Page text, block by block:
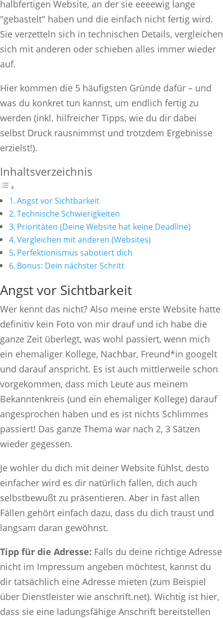
halbfertigen Website, an der sie eeeewig lange
"gebastelt" haben und die einfach nicht fertig wird.
Sie verzetteln sich in technischen Details, vergleichen
sich mit anderen oder schieben alles immer wieder
auf.
Hier kommen die 5 häufigsten Gründe dafür – und
was du konkret tun kannst, um endlich fertig zu
werden (inkl. hilfreicher Tipps, wie du dir dabei
selbst Druck rausnimmst und trotzdem Ergebnisse
erzielst!).
Inhaltsverzeichnis
Angst vor Sichtbarkeit
Technische Schwierigkeiten
Prioritäten (Deine Website hat keine Deadline)
Vergleichen mit anderen (Websites)
Perfektionismus sabotiert dich
Bonus: Dein nächster Schritt
Angst vor Sichtbarkeit
Wer kennt das nicht? Also meine erste Website hatte
definitiv kein Foto von mir drauf und ich habe die
ganze Zeit überlegt, was wohl passiert, wenn mich
ein ehemaliger Kollege, Nachbar, Freund*in googelt
und darauf anspricht. Es ist auch mittlerweile schon
vorgekommen, dass mich Leute aus meinem
Bekanntenkreis (und ein ehemaliger Kollege) darauf
angesprochen haben und es ist nichts Schlimmes
passiert! Das ganze Thema war nach 2, 3 Sätzen
wieder gegessen.
Je wohler du dich mit deiner Website fühlst, desto
einfacher wird es dir natürlich fallen, dich auch
selbstbewußt zu präsentieren. Aber in fast allen
Fällen gehört einfach dazu, dass du dich traust und
langsam daran gewöhnst.
Tipp für die Adresse: Falls du deine richtige Adresse
nicht im Impressum angeben möchtest, kannst du
dir tatsächlich eine Adresse mieten (zum Beispiel
über Dienstleister wie anschrift.net). Wichtig ist hier,
dass sie eine ladungsfähige Anschrift bereitstellen